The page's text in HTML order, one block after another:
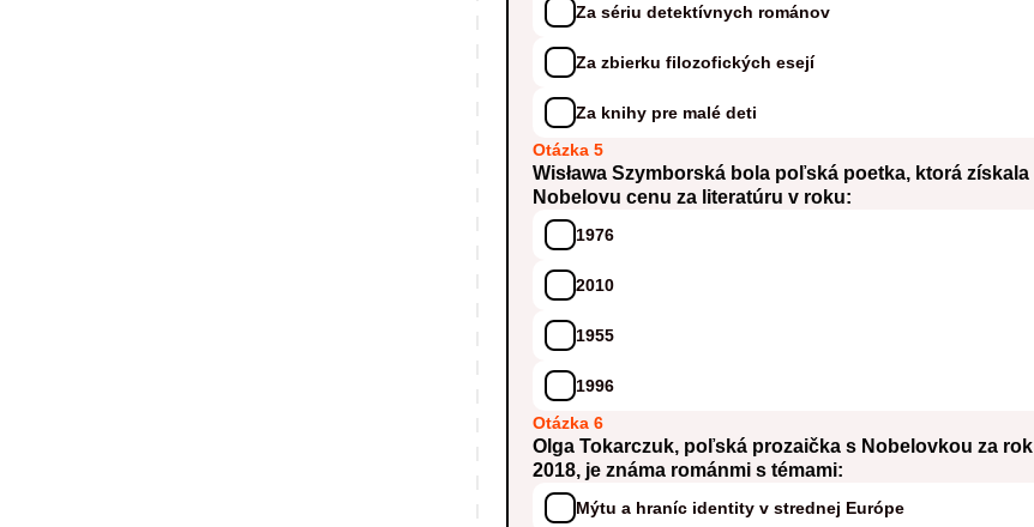
Za sériu detektívnych románov
Za zbierku filozofických esejí
Za knihy pre malé deti
Otázka 5
Wisława Szymborská bola poľská poetka, ktorá získala
Nobelovu cenu za literatúru v roku:
1976
2010
1955
1996
Otázka 6
Olga Tokarczuk, poľská prozaička s Nobelovkou za rok
2018, je známa románmi s témami:
Mýtu a hraníc identity v strednej Európe